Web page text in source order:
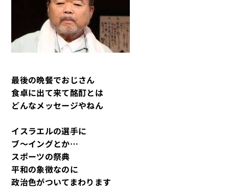
最後の晩餐でおじさん
食卓に出て来て酩酊とは
どんなメッセージやねん
イスラエルの選手に
ブ～イングとか…
スポーツの祭典
平和の象徴なのに
政治色がついてまわります